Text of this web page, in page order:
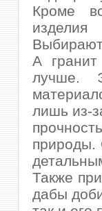
Кроме
А
лучше.
лишь из-
природы.
Также
дабы